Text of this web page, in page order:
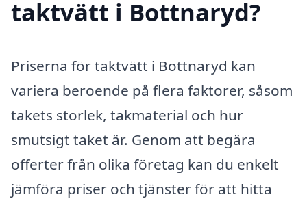
taktvätt i Bottnaryd?
Priserna för taktvätt i Bottnaryd kan
variera beroende på flera faktorer, såsom
takets storlek, takmaterial och hur
smutsigt taket är. Genom att begära
offerter från olika företag kan du enkelt
jämföra priser och tjänster för att hitta